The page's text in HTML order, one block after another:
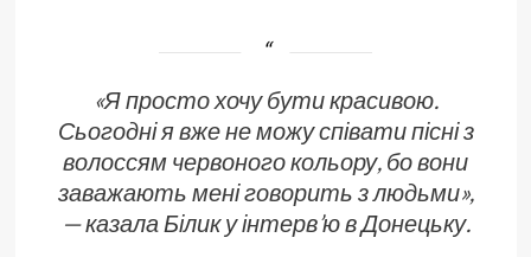
«Я просто хочу бути красивою.
Сьогодні я вже не можу співати пісні з
волоссям червоного кольору, бо вони
заважають мені говорить з людьми»,
— казала Білик у інтерв’ю в Донецьку.